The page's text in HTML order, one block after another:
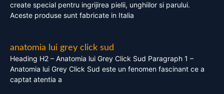
create special pentru ingrijirea pielii, unghiilor si parului.
Aceste produse sunt fabricate in Italia
anatomia lui grey click sud
Heading H2 – Anatomia lui Grey Click Sud Paragraph 1 –
Anatomia lui Grey Click Sud este un fenomen fascinant ce a
captat atentia a